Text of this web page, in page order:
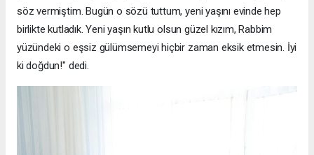
söz vermiştim. Bugün o sözü tuttum, yeni yaşını evinde hep
birlikte kutladık. Yeni yaşın kutlu olsun güzel kızım, Rabbim
yüzündeki o eşsiz gülümsemeyi hiçbir zaman eksik etmesin. İyi
ki doğdun!" dedi.